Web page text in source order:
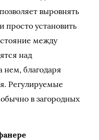
выровнять
просто установить
между
над
нем, благодаря
Регулируемые
в загородных